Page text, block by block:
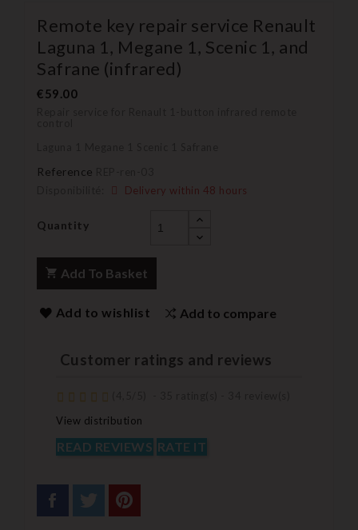
Remote key repair service Renault
Laguna 1, Megane 1, Scenic 1, and
Safrane (infrared)
€59.00
Reference
Delivery within 48 hours
Quantity
Add To Basket
Add to wishlist Add to compare
Customer ratings and reviews
View distribution
READ REVIEWS RATE IT